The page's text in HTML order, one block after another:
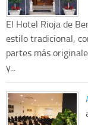
El Hotel Rioja de
estilo tradicional,
partes más
y...